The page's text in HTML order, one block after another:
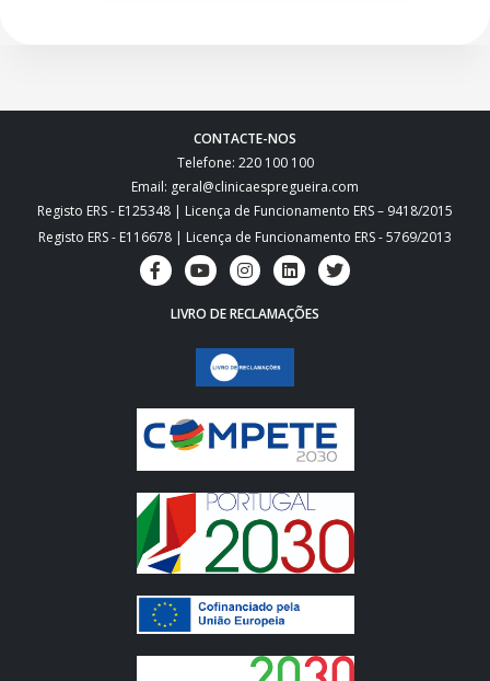
CONTACTE-NOS
Telefone: 220 100 100
Email: geral@clinicaespregueira.com
Registo ERS - E125348 | Licença de Funcionamento ERS – 9418/2015
Registo ERS - E116678 | Licença de Funcionamento ERS - 5769/2013
LIVRO DE RECLAMAÇÕES